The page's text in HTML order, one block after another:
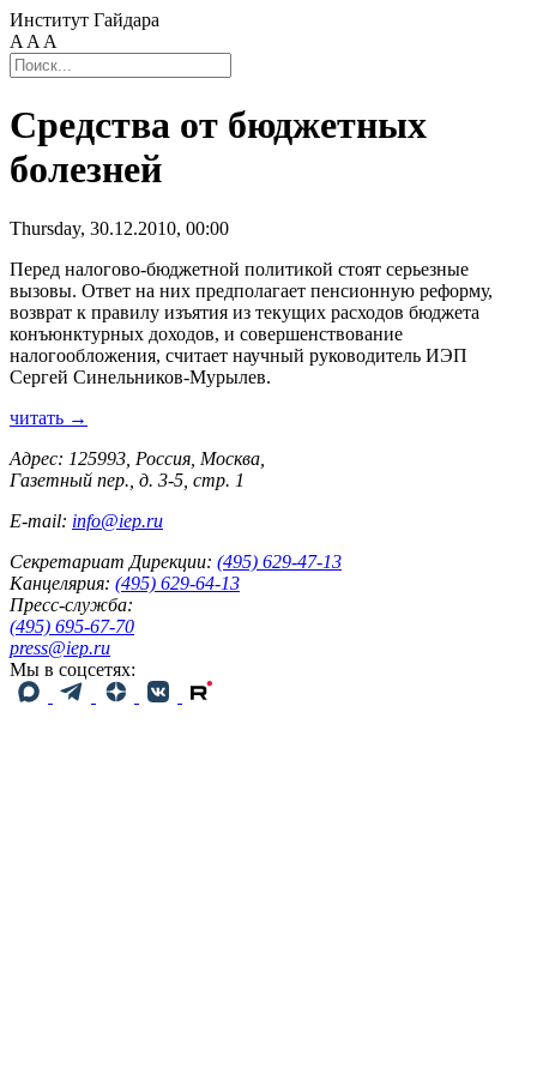
Институт Гайдара
A A A
Средства от бюджетных
болезней
Thursday, 30.12.2010, 00:00
Перед налогово-бюджетной политикой стоят серьезные
вызовы. Ответ на них предполагает пенсионную реформу,
возврат к правилу изъятия из текущих расходов бюджета
конъюнктурных доходов, и совершенствование
налогообложения, считает научный руководитель ИЭП
Сергей Синельников-Мурылев.
читать →
Адрес: 125993, Россия, Москва,
Газетный пер., д. 3-5, стр. 1
E-mail: info@iep.ru
Секретариат Дирекции: (495) 629-47-13
Канцелярия: (495) 629-64-13
Пресс-служба:
(495) 695-67-70
press@iep.ru
Мы в соцсетях: